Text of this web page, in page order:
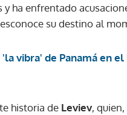
boletín.
ha enfrentado
su destino al
vibra' de Panamá en
historia de Leviev,